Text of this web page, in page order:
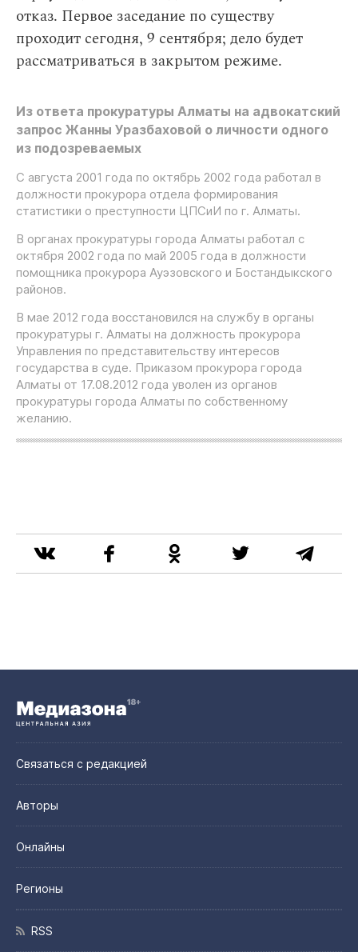
отказ. Первое заседание по существу
проходит сегодня, 9 сентября; дело будет
рассматриваться в закрытом режиме.
Из ответа прокуратуры Алматы на адвокатский
запрос Жанны Уразбаховой о личности одного
из подозреваемых
С августа 2001 года по октябрь 2002 года работал в
должности прокурора отдела формирования
статистики о преступности ЦПСиИ по г. Алматы.
В органах прокуратуры города Алматы работал с
октября 2002 года по май 2005 года в должности
помощника прокурора Ауэзовского и Бостандыкского
районов.
В мае 2012 года восстановился на службу в органы
прокуратуры г. Алматы на должность прокурора
Управления по представительству интересов
государства в суде. Приказом прокурора города
Алматы от 17.08.2012 года уволен из органов
прокуратуры города Алматы по собственному
желанию.
Связаться с редакцией
Авторы
Онлайны
Регионы
RSS